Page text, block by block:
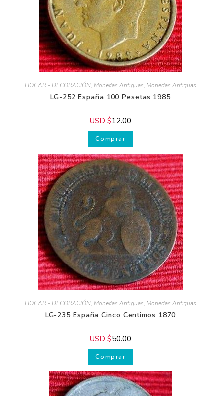
HOGAR - DECORACIÓN,Monedas Antiguas,Monedas Antiguas
USD $12.00
HOGAR - DECORACIÓN,Monedas Antiguas,Monedas Antiguas
USD $50.00